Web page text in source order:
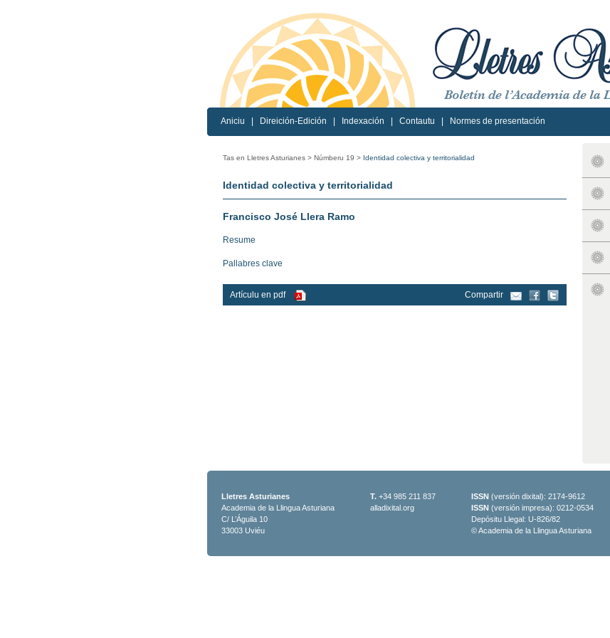
Aniciu Direición-Edición Indexación Contautu Normes de presentación
Tas en Lletres Asturianes > Númberu 19 > Identidad colectiva y territorialidad
Identidad colectiva y territorialidad
Francisco José Llera Ramo
Resume
Pallabres clave
Artículu en pdf Compartir
Lletres Asturianes
Academia de la Llingua Asturiana
C/ L’Águila 10
33003 Uviéu
T. +34 985 211 837
alladixital.org
ISSN (versión dixital): 2174-9612
ISSN (versión impresa): 0212-0534
Depósitu Llegal: U-826/82
© Academia de la Llingua Asturiana